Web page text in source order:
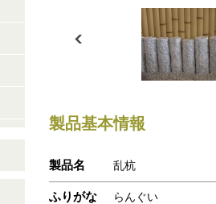
製品基本情報
製品名 乱杭
ふりがな らんぐい